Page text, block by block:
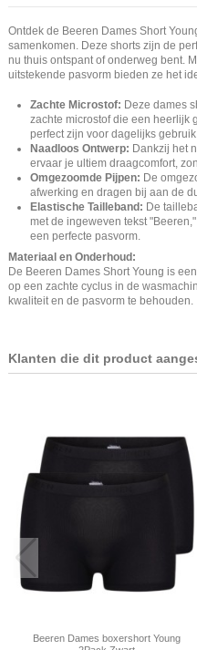
Ontdek de Beeren Dames Short
samenkomen. Deze shorts zijn de
nu thuis ontspant of onderweg bent.
uitstekende pasvorm bieden ze het
Zachte Microstof: Deze dames
zachte microstof die een heerlijk
perfect zijn voor dagelijks gebruik.
Naadloos Ontwerp: Dankzij het
ervaar je ultiem draagcomfort,
Omgezoomde Pijpen: De
afwerking en dragen bij aan de
Elastische Tailleband: De
met de ingeweven tekst
een perfecte pasvorm.
Materiaal en Onderhoud:
De Beeren Dames Short Young is
op een zachte cyclus in de
kwaliteit en de pasvorm te behouden.
Klanten die dit product
Beeren Dames boxershort Young